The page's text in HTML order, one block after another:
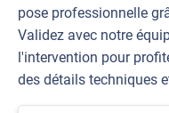
pose professionnelle
Validez avec notre
l'intervention pour
des détails techniques